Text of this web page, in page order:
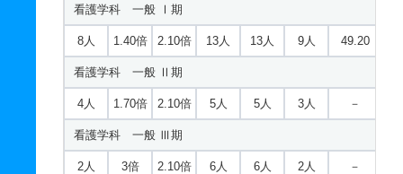
13人 1.90倍 1.80倍 21人 21人 11人 42.30
スポーツ経営学科 一般 Ⅱ期
5人 3.50倍 1.80倍 7人 7人 2人 －
スポーツ経営学科 一般 Ⅲ期
3人 9倍 1.80倍 9人 9人 1人 －
看護学科 一般 Ⅰ期
8人 1.40倍 2.10倍 13人 13人 9人 49.20
看護学科 一般 Ⅱ期
4人 1.70倍 2.10倍 5人 5人 3人 －
看護学科 一般 Ⅲ期
2人 3倍 2.10倍 6人 6人 2人 －